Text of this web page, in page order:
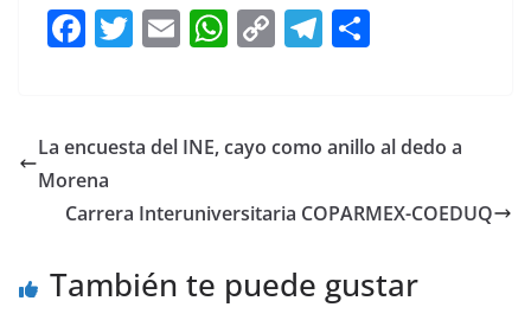
F
a
e
b
o
k
T
w
er
E
m
l
W
h
s
p
C
o
y
n
T
el
gr
m
e
La encuesta del INE, cayo como anillo al dedo a
Morena
Carrera Interuniversitaria COPARMEX-COEDUQ
También te puede gustar